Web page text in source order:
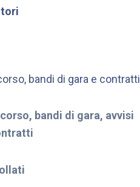
bandi di gara e contratti
bandi di gara, avvisi